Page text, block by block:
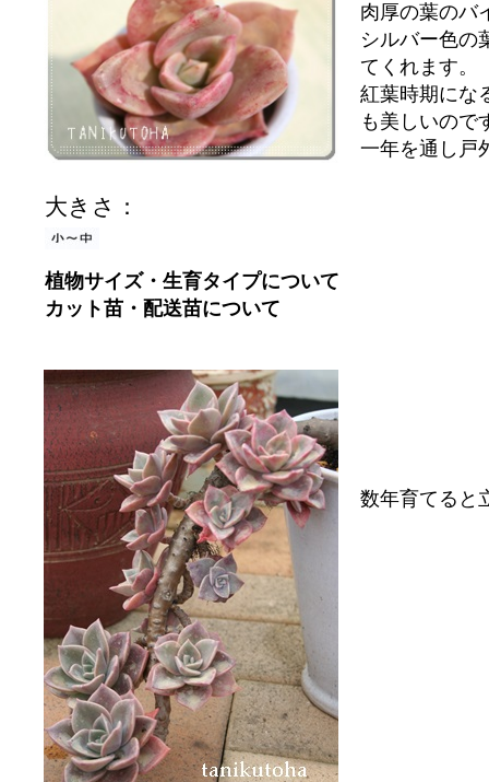
肉厚の葉のバ
シルバー色の
てくれます。
紅葉時期にな
も美しいので
一年を通し戸
大きさ：
植物サイズ・生育タイプについて
カット苗・配送苗について
数年育てると